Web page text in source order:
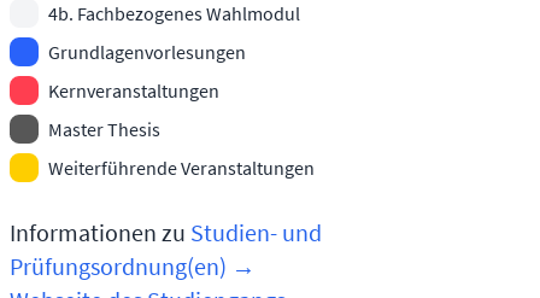
4b. Fachbezogenes Wahlmodul
Grundlagenvorlesungen
Kernveranstaltungen
Master Thesis
Weiterführende Veranstaltungen
Informationen zu Studien- und
Prüfungsordnung(en) →